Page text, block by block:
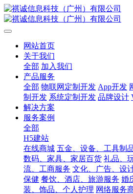
网站首页
关于我们
全部 加入我们
产品服务
全部 物联网定制开发 App开发
制开发 系统定制开发 品牌设计
解决方案
服务案例
全部
H5建站
在线商城 五金、设备、工具制
数码、家具、家居百货 礼品、
流、工商服务 文化、广告、设
保健 餐饮、酒店、旅游服务 婚
装、饰品、个人护理 网络服务